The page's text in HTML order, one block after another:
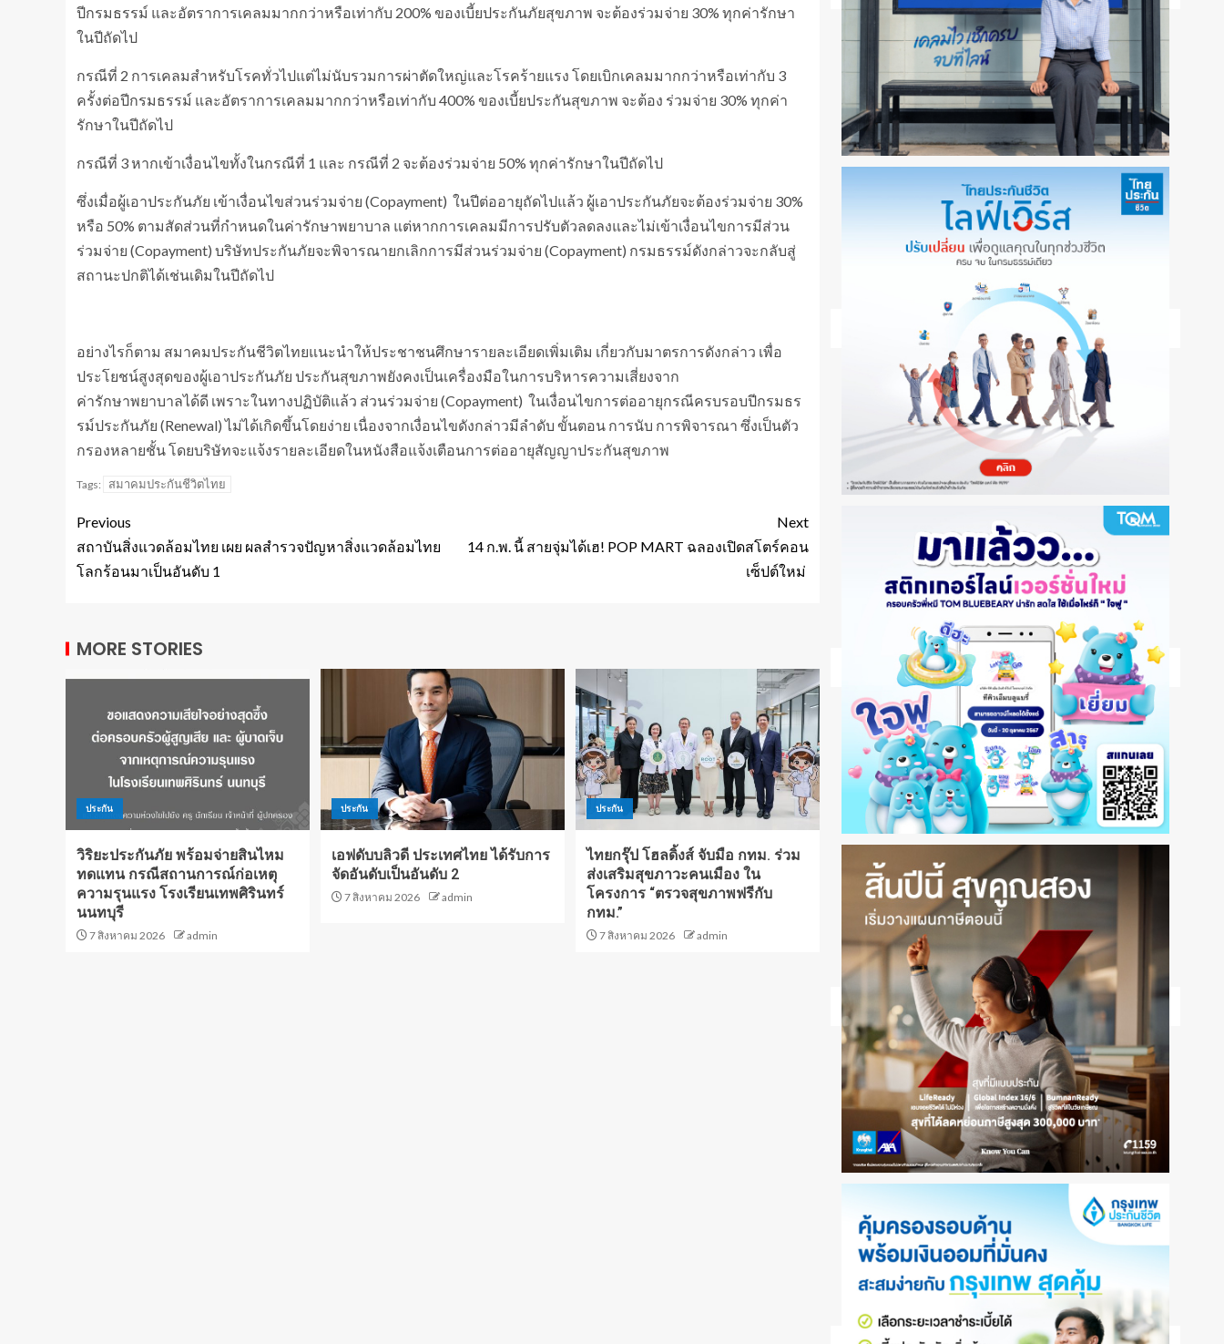
ปีกรมธรรม์ และอัตราการเคลมมากกว่าหรือเท่ากับ 200% ของเบี้ยประกันภัยสุขภาพ จะต้องร่วมจ่าย 30% ทุกค่ารักษา
ในปีถัดไป
กรณีที่ 2 การเคลมสำหรับโรคทั่วไปแต่ไม่นับรวมการผ่าตัดใหญ่และโรคร้ายแรง โดยเบิกเคลมมากกว่าหรือเท่ากับ 3
ครั้งต่อปีกรมธรรม์ และอัตราการเคลมมากกว่าหรือเท่ากับ 400% ของเบี้ยประกันสุขภาพ จะต้อง ร่วมจ่าย 30% ทุกค่า
รักษาในปีถัดไป
กรณีที่ 3 หากเข้าเงื่อนไขทั้งในกรณีที่ 1 และ กรณีที่ 2 จะต้องร่วมจ่าย 50% ทุกค่ารักษาในปีถัดไป
ซึ่งเมื่อผู้เอาประกันภัย เข้าเงื่อนไขส่วนร่วมจ่าย (Copayment) ในปีต่ออายุถัดไปแล้ว ผู้เอาประกันภัยจะต้องร่วมจ่าย 30%
หรือ 50% ตามสัดส่วนที่กำหนดในค่ารักษาพยาบาล แต่หากการเคลมมีการปรับตัวลดลงและไม่เข้าเงื่อนไขการมีส่วน
ร่วมจ่าย (Copayment) บริษัทประกันภัยจะพิจารณายกเลิกการมีส่วนร่วมจ่าย (Copayment) กรมธรรม์ดังกล่าวจะกลับสู่
สถานะปกติได้เช่นเดิมในปีถัดไป
อย่างไรก็ตาม สมาคมประกันชีวิตไทยแนะนำให้ประชาชนศึกษารายละเอียดเพิ่มเติม เกี่ยวกับมาตรการดังกล่าว เพื่อ
ประโยชน์สูงสุดของผู้เอาประกันภัย ประกันสุขภาพยังคงเป็นเครื่องมือในการบริหารความเสี่ยงจาก
ค่ารักษาพยาบาลได้ดี เพราะในทางปฏิบัติแล้ว ส่วนร่วมจ่าย (Copayment) ในเงื่อนไขการต่ออายุกรณีครบรอบปีกรมธร
รม์ประกันภัย (Renewal) ไม่ได้เกิดขึ้นโดยง่าย เนื่องจากเงื่อนไขดังกล่าวมีลำดับ ขั้นตอน การนับ การพิจารณา ซึ่งเป็นตัว
กรองหลายชั้น โดยบริษัทจะแจ้งรายละเอียดในหนังสือแจ้งเตือนการต่ออายุสัญญาประกันสุขภาพ
Tags: สมาคมประกันชีวิตไทย
Previous
สถาบันสิ่งแวดล้อมไทย เผย ผลสำรวจปัญหาสิ่งแวดล้อมไทย
โลกร้อนมาเป็นอันดับ 1
Next
14 ก.พ. นี้ สายจุ่มได้เฮ! POP MART ฉลองเปิดสโตร์คอน
เซ็ปต์ใหม่
MORE STORIES
ประกัน
วิริยะประกันภัย พร้อมจ่ายสินไหม
ทดแทน กรณีสถานการณ์ก่อเหตุ
ความรุนแรง โรงเรียนเทพศิรินทร์
นนทบุรี
7 สิงหาคม 2026 admin
ประกัน
เอฟดับบลิวดี ประเทศไทย ได้รับการ
จัดอันดับเป็นอันดับ 2
7 สิงหาคม 2026 admin
ประกัน
ไทยกรุ๊ป โฮลดิ้งส์ จับมือ กทม. ร่วม
ส่งเสริมสุขภาวะคนเมือง ใน
โครงการ “ตรวจสุขภาพฟรีกับ
กทม.”
7 สิงหาคม 2026 admin